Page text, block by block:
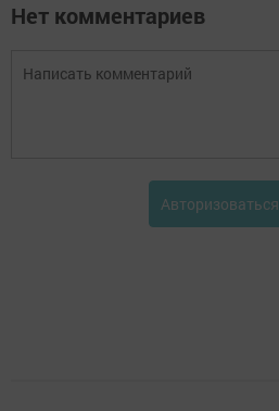
Нет комментариев
Авторизоваться